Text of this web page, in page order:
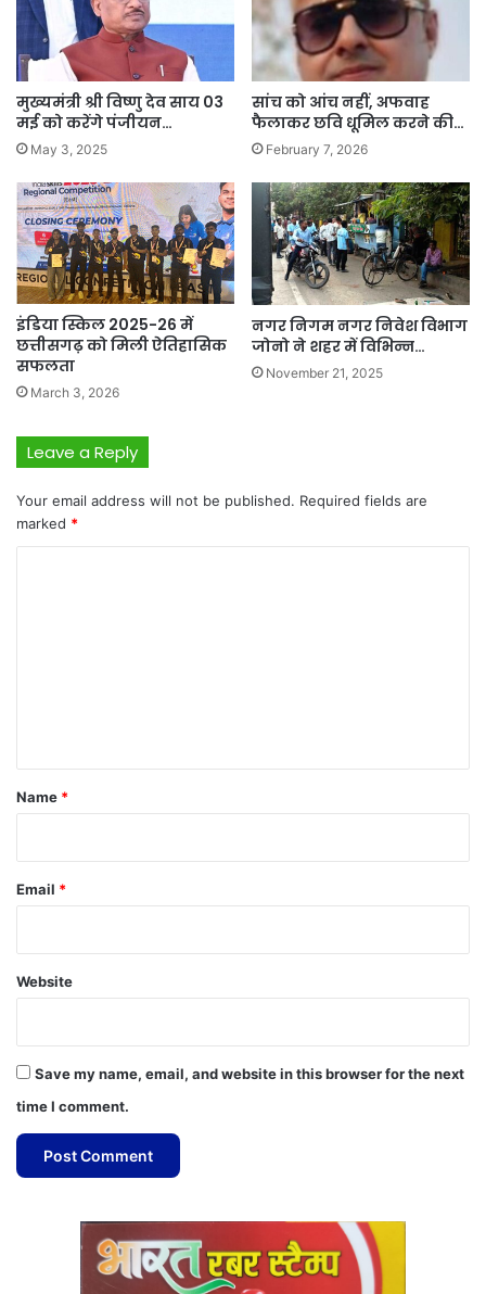
मुख्यमंत्री श्री विष्णु देव साय 03
मई को करेंगे पंजीयन…
May 3, 2025
सांच को आंच नहीं, अफवाह
फैलाकर छवि धूमिल करने की…
February 7, 2026
इंडिया स्किल 2025-26 में
छत्तीसगढ़ को मिली ऐतिहासिक
सफलता
March 3, 2026
नगर निगम नगर निवेश विभाग
जोनो ने शहर में विभिन्न…
November 21, 2025
Leave a Reply
Your email address will not be published. Required fields are
marked *
*
Name *
Email *
Website
Save my name, email, and website in this browser for the next
time I comment.